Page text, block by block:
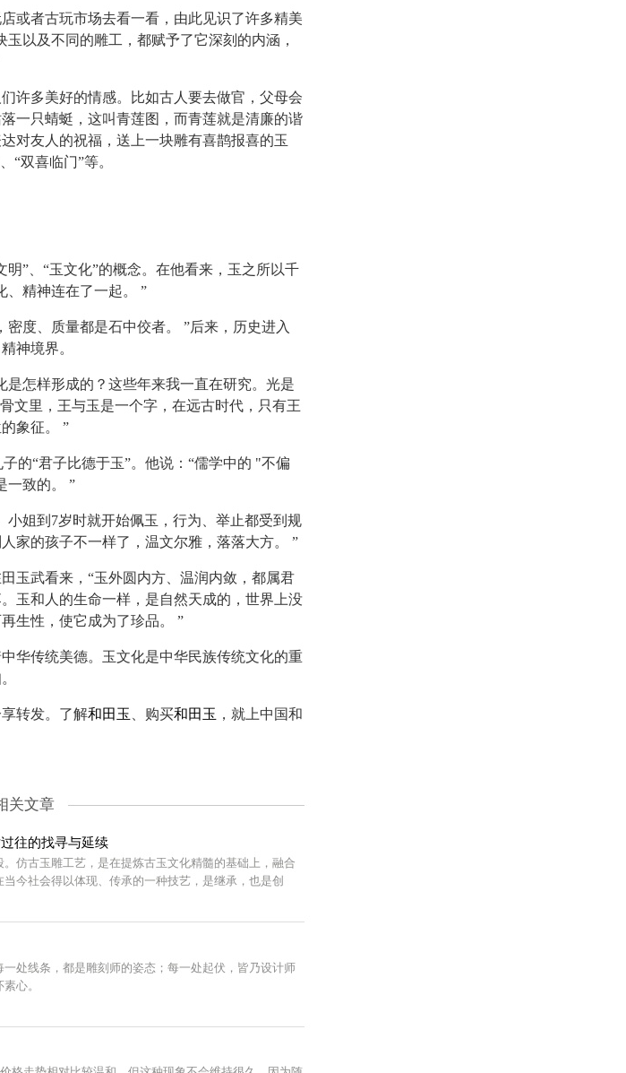
者古玩市场去看一看，由此见识了许多精美
以及不同的雕工，都赋予了它深刻的内涵，
多美好的情感。比如古人要去做官，父母会
一只蜻蜓，这叫青莲图，而青莲就是清廉的谐
对友人的祝福，送上一块雕有喜鹊报喜的玉
“双喜临门”等。
”、“玉文化”的概念。在他看来，玉之所以千
、精神连在了一起。 ”
度、质量都是石中佼者。 ”后来，历史进入
神境界。
怎样形成的？这些年来我一直在研究。光是
文里，王与玉是一个字，在远古时代，只有王
象征。 ”
“君子比德于玉”。他说：“儒学中的 "不偏
一致的。 ”
姐到7岁时就开始佩玉，行为、举止都受到规
家的孩子不一样了，温文尔雅，落落大方。 ”
武看来，“玉外圆内方、温润内敛，都属君
玉和人的生命一样，是自然天成的，世界上没
生性，使它成为了珍品。 ”
传统美德。玉文化是中华民族传统文化的重
转发。了解和田玉 、购买和田玉 ，就上中国和
关文章
往的找寻与延续
仿古玉雕工艺，是在提炼古玉文化精髓的基础上，融合
今社会得以体现、传承的一种技艺，是继承，也是创
处线条，都是雕刻师的姿态；每一处起伏，皆乃设计师
心。